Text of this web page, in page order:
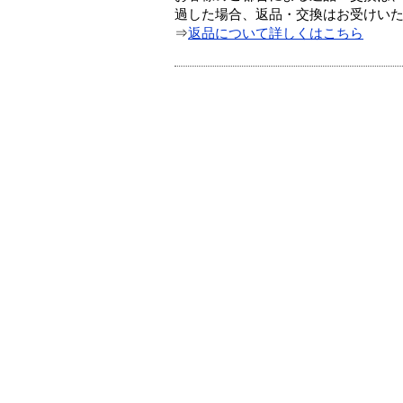
過した場合、返品・交換はお受けいた
⇒返品について詳しくはこちら